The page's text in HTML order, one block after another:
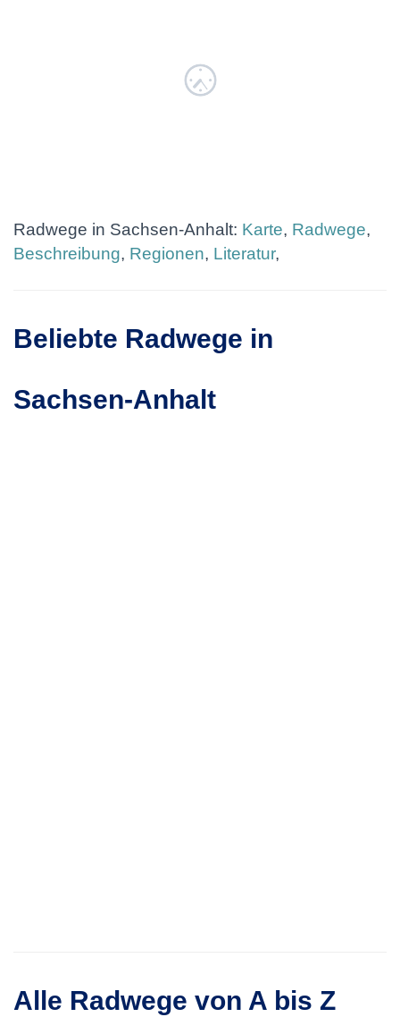
Radwege in Sachsen-Anhalt: Karte, Radwege,
Beschreibung, Regionen, Literatur,
Beliebte Radwege in
Sachsen-Anhalt
Alle Radwege von A bis Z